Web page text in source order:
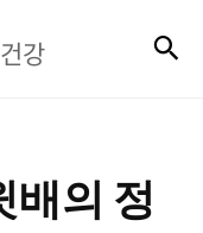
강
배의 정